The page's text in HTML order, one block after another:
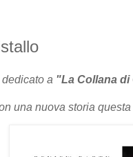
dedicato a "La Collana
una nuova storia